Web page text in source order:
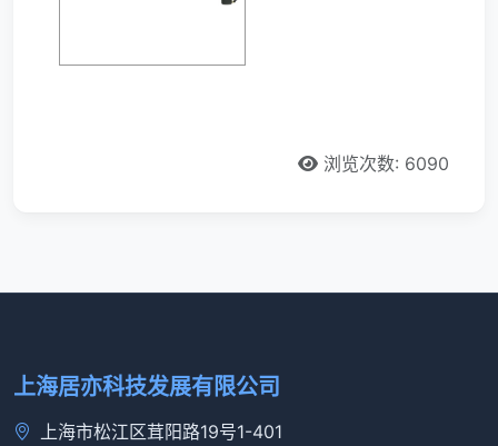
浏览次数: 6090
上海居亦科技发展有限公司
上海市松江区茸阳路19号1-401